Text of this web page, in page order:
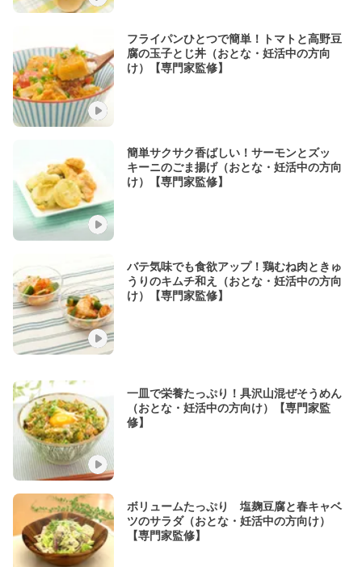
フライパンひとつで簡単！トマトと高野豆
腐の玉子とじ丼（おとな・妊活中の方向
け）【専門家監修】
簡単サクサク香ばしい！サーモンとズッ
キーニのごま揚げ（おとな・妊活中の方向
け）【専門家監修】
バテ気味でも食欲アップ！鶏むね肉ときゅ
うりのキムチ和え（おとな・妊活中の方向
け）【専門家監修】
一皿で栄養たっぷり！具沢山混ぜそうめん
（おとな・妊活中の方向け）【専門家監
修】
ボリュームたっぷり 塩麹豆腐と春キャベ
ツのサラダ（おとな・妊活中の方向け）
【専門家監修】